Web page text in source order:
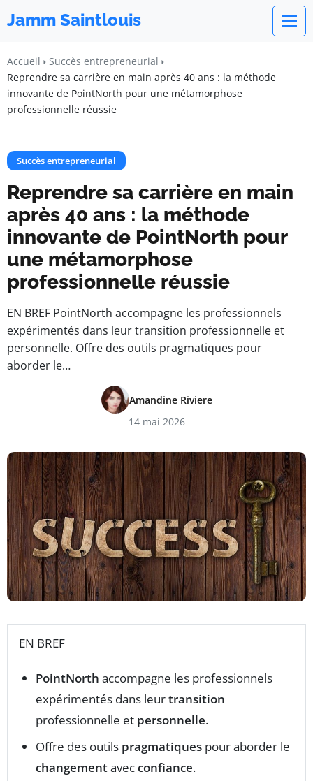
Jamm Saintlouis
Accueil
Succès entrepreneurial
Reprendre sa carrière en main après 40 ans : la méthode
innovante de PointNorth pour une métamorphose
professionnelle réussie
Succès entrepreneurial
Reprendre sa carrière en main
après 40 ans : la méthode
innovante de PointNorth pour
une métamorphose
professionnelle réussie
EN BREF PointNorth accompagne les professionnels
expérimentés dans leur transition professionnelle et
personnelle. Offre des outils pragmatiques pour
aborder le…
Amandine Riviere
14 mai 2026
EN BREF
PointNorth accompagne les professionnels
expérimentés dans leurtransition
professionnelle et personnelle.
Offre des outils pragmatiques pour aborder le
changementavecconfiance.